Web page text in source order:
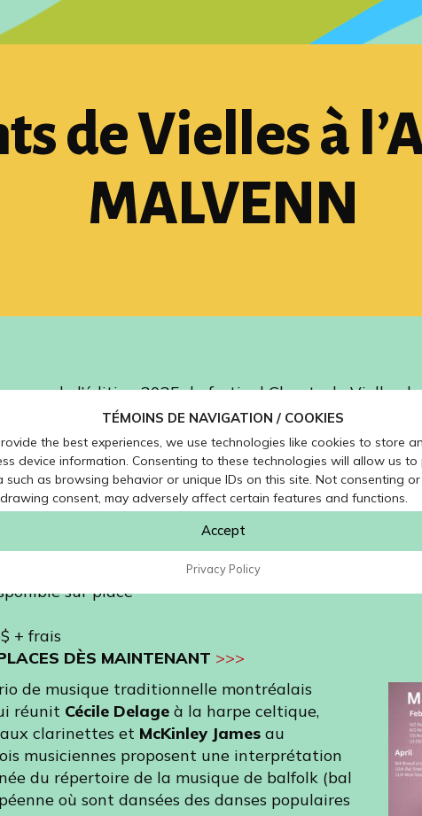
TÉMOINS DE NAVIGATION / COOKIES
the best experiences, we use technologies like cookies to store
device information. Consenting to these technologies will allow us to
such as browsing behavior or unique IDs on this site. Not consenting or
consent, may adversely affect certain features and functions.
Accept
Privacy Policy
de Vielles à
MALVENN
coeur de l’édition 2025 du festival Chants de Vielles,
de passage au village et ce, en formule concert dans
Chants de Vielles à l’année.
h 00
Saint-Antoine-sur-Richelieu
info@chantsdevielles.com
à 19 h
sur place
+ frais
DÈS MAINTENANT >>>
de musique traditionnelle montréalais
réunit Cécile Delageà la harpe celtique,
clarinettes et McKinley Jamesau
musiciennes proposent une interprétation
du répertoire de la musique de balfolk (bal
où sont dansées des danses populaires